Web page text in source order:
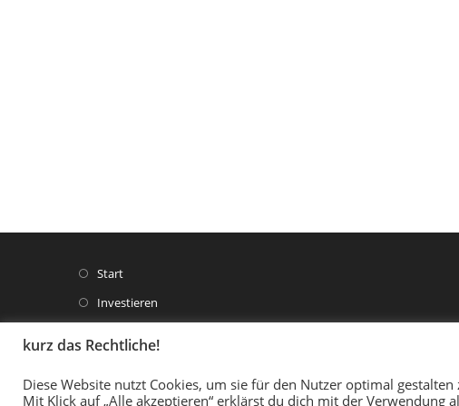
StartOpens
new
Investieren
in
a
tab
Opens
new
in
WissenOpens
kurz das Rechtliche!
Diese Website nutzt Cookies, um sie für den Nutzer optimal gestalten
Mit Klick auf „Alle akzeptieren“ erklärst du dich mit der Verwendung